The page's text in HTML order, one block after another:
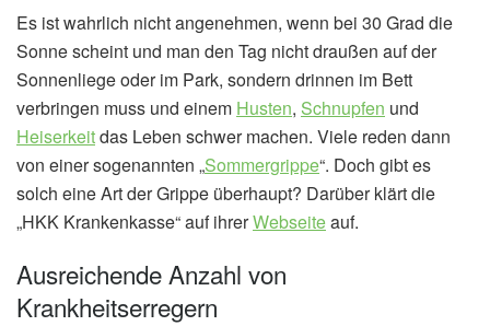
Es ist wahrlich nicht angenehmen, wenn bei 30 Grad die
Sonne scheint und man den Tag nicht draußen auf der
Sonnenliege oder im Park, sondern drinnen im Bett
verbringen muss und einem Husten, Schnupfen und
Heiserkeitdas Leben schwer machen. Viele reden dann
von einer sogenannten „Sommergrippe“. Doch gibt es
solch eine Art der Grippe überhaupt? Darüber klärt die
„HKK Krankenkasse“ auf ihrerWebseiteauf.
Ausreichende Anzahl von
Krankheitserregern